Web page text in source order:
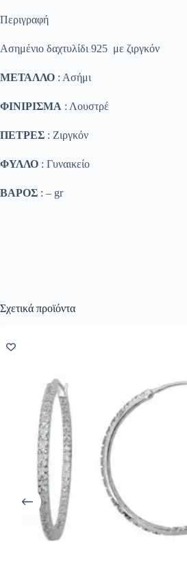
Περιγραφή
Ασημένιο δαχτυλίδι 925 με ζιργκόν
ΜΕΤΑΛΛΟ : Ασήμι
ΦΙΝΙΡΙΣΜΑ : Λουστρέ
ΠΕΤΡΕΣ : Ζιργκόν
ΦΥΛΛΟ : Γυναικείο
ΒΑΡΟΣ : – gr
Σχετικά προϊόντα